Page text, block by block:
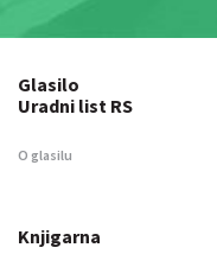
Glasilo
Uradni list RS
O glasilu
Knjigarna